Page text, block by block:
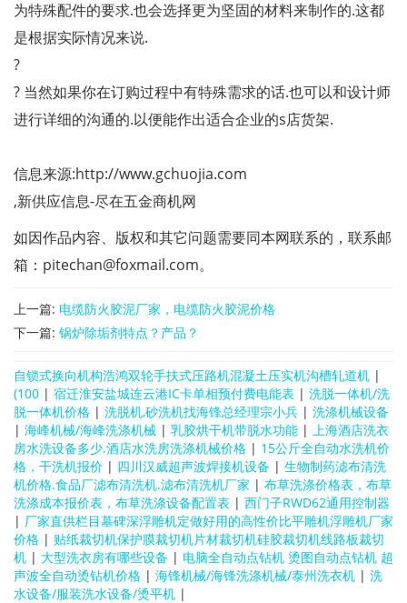
为特殊配件的要求.也会选择更为坚固的材料来制作的.这都
是根据实际情况来说.
?
? 当然如果你在订购过程中有特殊需求的话.也可以和设计师
进行详细的沟通的.以便能作出适合企业的s店货架.
信息来源:http://www.gchuojia.com
,新供应信息-尽在五金商机网
如因作品内容、版权和其它问题需要同本网联系的，联系邮
箱：pitechan@foxmail.com。
上一篇: 电缆防火胶泥厂家，电缆防火胶泥价格
下一篇: 锅炉除垢剂特点？产品？
自锁式换向机构浩鸿双轮手扶式压路机混凝土压实机沟槽轧道机 |
(100 | 宿迁淮安盐城连云港IC卡单相预付费电能表 | 洗脱一体机/洗
脱一体机价格 | 洗脱机,砂洗机找海锋总经理宗小兵 | 洗涤机械设备
| 海峰机械/海峰洗涤机械 | 乳胶烘干机带脱水功能 |
上海酒店洗衣
房水洗设备多少.酒店水洗房洗涤机械价格 | 15公斤全自动水洗机价
格，干洗机报价 | 四川汉威超声波焊接机设备 | 生物制药滤布清洗
机价格.食品厂滤布清洗机.滤布清洗机厂家 | 布草洗涤价格表，布草
洗涤成本报价表，布草洗涤设备配置表 | 西门子RWD62通用控制器
| 厂家直供栏目墓碑深浮雕机定做好用的高性价比平雕机浮雕机厂家
价格 | 贴纸裁切机保护膜裁切机片材裁切机硅胶裁切机线路板裁切
机 | 大型洗衣房有哪些设备 | 电脑全自动点钻机 烫图自动点钻机 超
声波全自动烫钻机价格 | 海锋机械/海锋洗涤机械/泰州洗衣机 | 洗
水设备/服装洗水设备/烫平机 |